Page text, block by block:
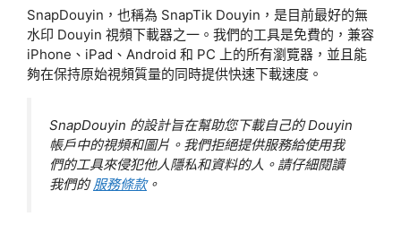
SnapDouyin，也稱為 SnapTik Douyin，是目前最好的無
水印 Douyin 視頻下載器之一。我們的工具是免費的，兼容
iPhone、iPad、Android 和 PC 上的所有瀏覽器，並且能
夠在保持原始視頻質量的同時提供快速下載速度。
SnapDouyin 的設計旨在幫助您下載自己的 Douyin
帳戶中的視頻和圖片。我們拒絕提供服務給使用我
們的工具來侵犯他人隱私和資料的人。請仔細閱讀
我們的服務條款。